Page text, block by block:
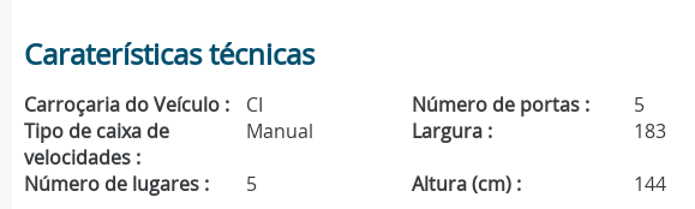
Caraterísticas técnicas
Carroçaria do Veículo : CI Número de portas : 5
Tipo de caixa de
velocidades :
Manual Largura : 183
Número de lugares :
5 Altura (cm) : 144